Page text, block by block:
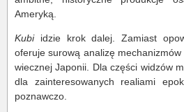
Ameryką.
Kubi idzie krok dalej. Zamiast
oferuje surową analizę mechanizmów
wiecznej Japonii. Dla części widzów
dla zainteresowanych realiami
poznawczo.